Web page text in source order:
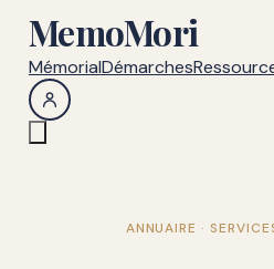
MemoMori
MémorialDémarches
ANNUAIRE ·